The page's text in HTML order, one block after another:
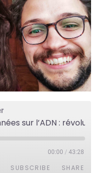
imminente ? Avec Marina Katava
00:00 / 43:28
SUBSCRIBE SHARE